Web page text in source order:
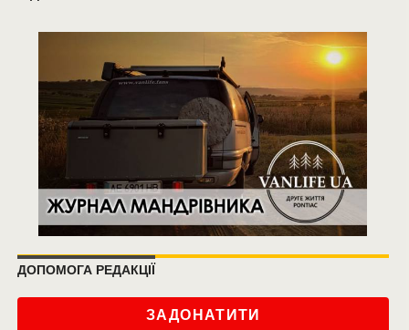
ДОПОМОГА РЕДАКЦІЇ
ЗАДОНАТИТИ